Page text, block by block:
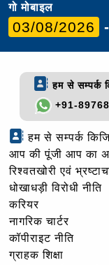
गो मोबाइल
03/08/2026
हम से सम्पर्क
+91-
हम से सम्पर्क
आप की पूंजी आप का
रिश्वतखोरी एवं
धोखाधड़ी विरोधी नीति
करियर
नागरिक चार्टर
कॉपीराइट नीति
ग्राहक शिक्षा